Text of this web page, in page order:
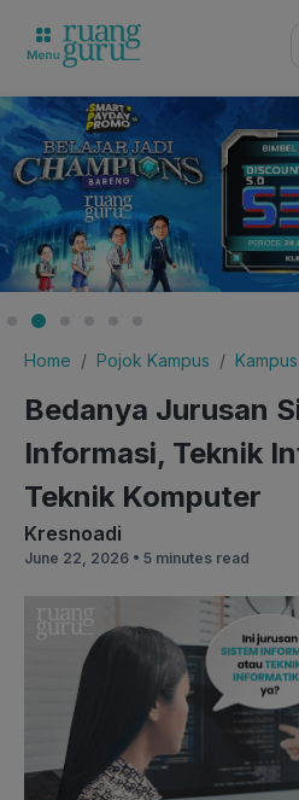
Home Pojok Kampus
Bedanya Jurusan
Informasi, Teknik
Teknik Komputer
Kresnoadi
June 22, 2026 • 5 minutes read